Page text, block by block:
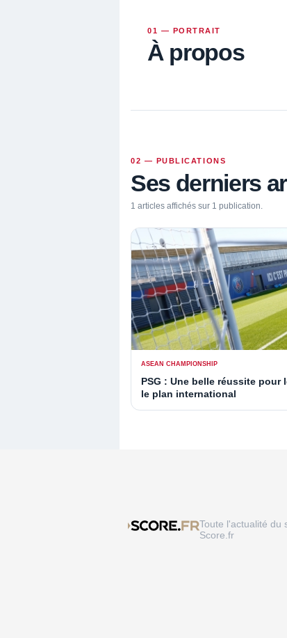
01 — PORTRAIT
À propos
02 — PUBLICATIONS
Ses derniers
1 articles affichés sur 1 publication.
ASEAN CHAMPIONSHIP
PSG : Une belle réussite pour
le plan international
Toute l'actualité du
Score.fr